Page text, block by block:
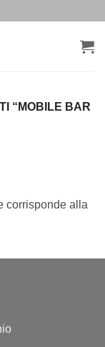
“MOBILE BAR
corrisponde alla